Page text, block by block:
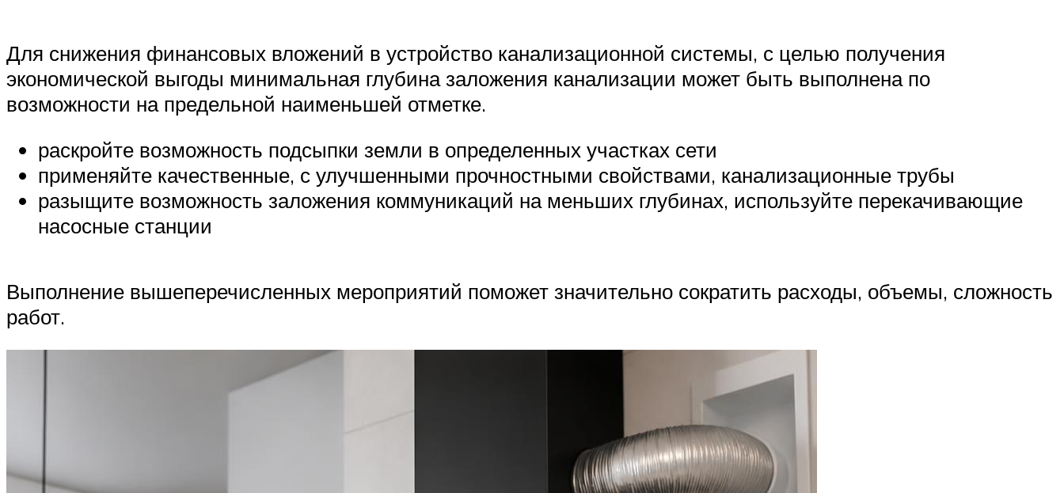
Для снижения финансовых вложений в устройство канализационной системы, с целью получения
экономической выгоды минимальная глубина заложения канализации может быть выполнена по
возможности на предельной наименьшей отметке.
раскройте возможность подсыпки земли в определенных участках сети
применяйте качественные, с улучшенными прочностными свойствами, канализационные трубы
разыщите возможность заложения коммуникаций на меньших глубинах, используйте перекачивающие
насосные станции
Выполнение вышеперечисленных мероприятий поможет значительно сократить расходы, объемы, сложность
работ.